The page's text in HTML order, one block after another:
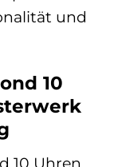
und
10
10 Uhren